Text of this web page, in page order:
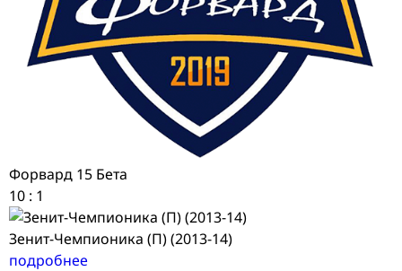
Форвард 15 Бета
10 : 1
Зенит-Чемпионика (П) (2013-14)
подробнее